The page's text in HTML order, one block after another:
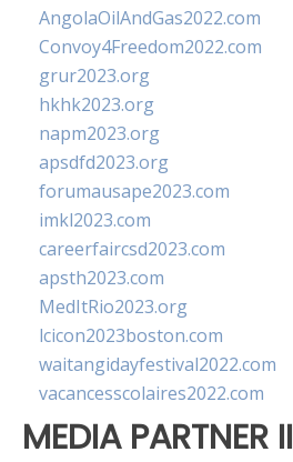
AngolaOilAndGas2022.com
Convoy4Freedom2022.com
grur2023.org
hkhk2023.org
napm2023.org
apsdfd2023.org
forumausape2023.com
imkl2023.com
careerfaircsd2023.com
apsth2023.com
MedItRio2023.org
lcicon2023boston.com
waitangidayfestival2022.com
vacancesscolaires2022.com
MEDIA PARTNER II